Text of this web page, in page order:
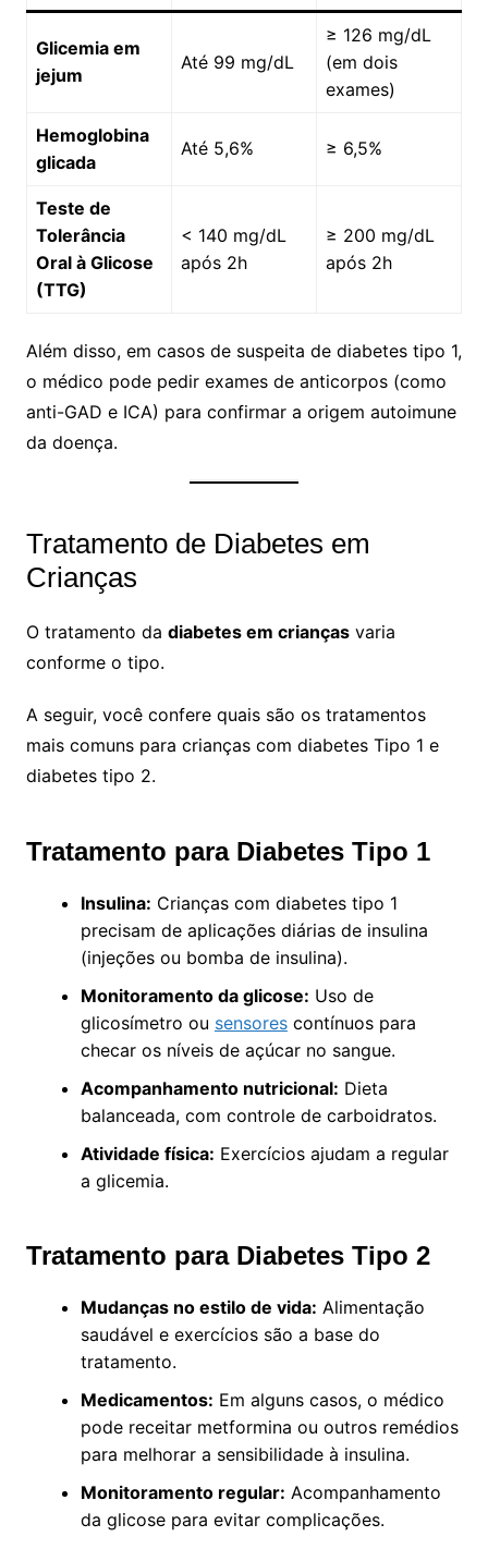
Glicemia em
jejum
Até 99 mg/dL
≥ 126 mg/dL
(em dois
exames)
Hemoglobina
glicada
Até 5,6% ≥ 6,5%
Teste de
Tolerância
Oral à Glicose
(TTG)
< 140 mg/dL
após 2h
≥ 200 mg/dL
após 2h
Além disso, em casos de suspeita de diabetes tipo 1,
o médico pode pedir exames de anticorpos (como
anti-GAD e ICA) para confirmar a origem autoimune
da doença.
Tratamento de Diabetes em
Crianças
O tratamento da diabetes em criançasvaria
conforme o tipo.
A seguir, você confere quais são os tratamentos
mais comuns para crianças com diabetes Tipo 1 e
diabetes tipo 2.
Tratamento para Diabetes Tipo 1
Insulina: Crianças com diabetes tipo 1
precisam de aplicações diárias de insulina
(injeções ou bomba de insulina).
Monitoramento da glicose: Uso de
glicosímetro ou sensorescontínuos para
checar os níveis de açúcar no sangue.
Acompanhamento nutricional: Dieta
balanceada, com controle de carboidratos.
Atividade física: Exercícios ajudam a regular
a glicemia.
Tratamento para Diabetes Tipo 2
Mudanças no estilo de vida: Alimentação
saudável e exercícios são a base do
tratamento.
Medicamentos: Em alguns casos, o médico
pode receitar metformina ou outros remédios
para melhorar a sensibilidade à insulina.
Monitoramento regular: Acompanhamento
da glicose para evitar complicações.